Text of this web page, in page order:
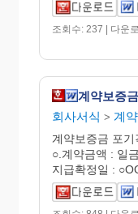
조회수: 237 | 다운
계약보증
회사서식 > 계
계약보증금 포
○.계약금액 : 일
지급확정일 :